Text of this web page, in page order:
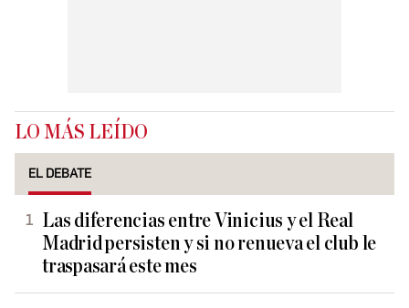
LO MÁS LEÍDO
EL DEBATE
Las diferencias entre Vinicius y el Real
Madrid persisten y si no renueva el club le
traspasará este mes